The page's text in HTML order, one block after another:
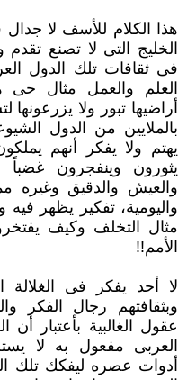
هذا الكلام للأسف لا جدال
الخليج التى لا تصنع تقدم
فى ثقافات تلك الدول
العلم والعمل مثال
أراضيها تبور ولا
بالملايين من الدول
يهتم ولا يفكر أنهم
يثورون وينفجرون
والعيش والدقيق وغيره
واليومية، تفكير يظهر
مثال التخلف وكيف
الأمم!!‏
لا أحد يفكر فى الغلالة
وبثقافتهم رجال الفكر
عقول الغالبية بأعتبار أن
العربى مفعول به لا
أدوات عصره ليفكك تلك